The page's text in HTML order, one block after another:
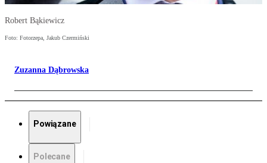
Robert Bąkiewicz
Foto: Fotorzepa, Jakub Czermiński
Zuzanna Dąbrowska
Powiązane
Polecane